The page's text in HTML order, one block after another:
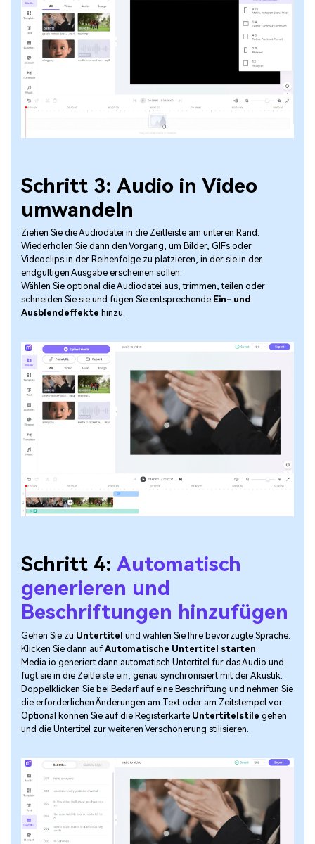
Schritt 3: Audio in Video
umwandeln
Ziehen Sie die Audiodatei in die Zeitleiste am unteren Rand.
Wiederholen Sie dann den Vorgang, um Bilder, GIFs oder
Videoclips in der Reihenfolge zu platzieren, in der sie in der
endgültigen Ausgabe erscheinen sollen.
Wählen Sie optional die Audiodatei aus, trimmen, teilen oder
schneiden Sie sie und fügen Sie entsprechende Ein- und
Ausblendeffekte hinzu.
Schritt 4: Automatisch
generieren und
Beschriftungen hinzufügen
Gehen Sie zu Untertitel und wählen Sie Ihre bevorzugte Sprache.
Klicken Sie dann aufAutomatische Untertitel starten
Media.io generiert dann automatisch Untertitel für das Audio und
fügt sie in die Zeitleiste ein, genau synchronisiert mit der Akustik.
Doppelklicken Sie bei Bedarf auf eine Beschriftung und nehmen Sie
die erforderlichen Änderungen am Text oder am Zeitstempel vor.
Optional können Sie auf die Registerkarte Untertitelstile gehen
und die Untertitel zur weiteren Verschönerung stilisieren.